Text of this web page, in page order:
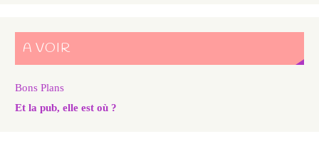
A VOIR
Bons Plans
Et la pub, elle est où ?